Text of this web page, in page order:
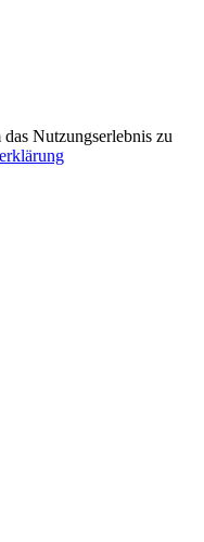
Nutzungserlebnis zu